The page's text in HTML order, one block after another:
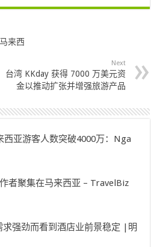
来西
Next
台湾 KKday 获得 7000 万美元资
金以推动扩张并增强旅游产品
西亚游客人数突破4000万：Nga
者聚集在马来西亚 – TravelBiz
强劲而看到酒店业前景稳定 |明